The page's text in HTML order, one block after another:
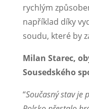
rychlým
například díky
soudu, které by
Milan Starec,
Sousedského
“Současný stav je